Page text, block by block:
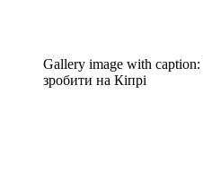
Gallery image with caption:
зробити на Кіпрі